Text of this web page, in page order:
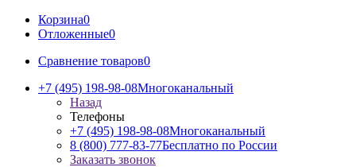
Корзина0
Отложенные0
Сравнение товаров0
+7 (495) 198-98-08Многоканальный
Назад
Телефоны
+7 (495) 198-98-08Многоканальный
8 (800) 777-83-77Бесплатно по России
Заказать звонок